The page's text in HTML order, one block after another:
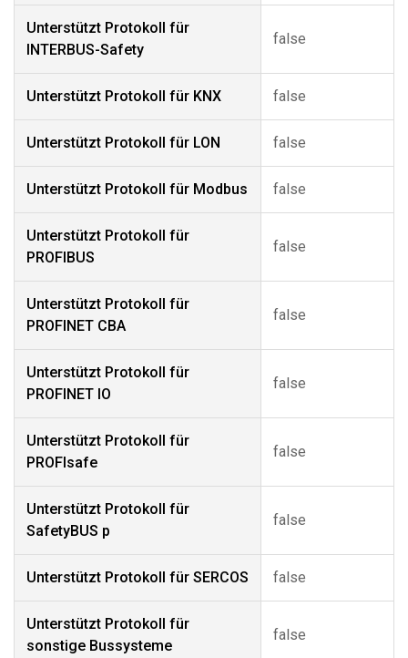
Unterstützt Protokoll für
INTERBUS-Safety
false
Unterstützt Protokoll für KNX false
Unterstützt Protokoll für LON false
Unterstützt Protokoll für Modbus false
Unterstützt Protokoll für
PROFIBUS
false
Unterstützt Protokoll für
PROFINET CBA
false
Unterstützt Protokoll für
PROFINET IO
false
Unterstützt Protokoll für
PROFIsafe
false
Unterstützt Protokoll für
SafetyBUS p
false
Unterstützt Protokoll für SERCOS false
Unterstützt Protokoll für
sonstige Bussysteme
false